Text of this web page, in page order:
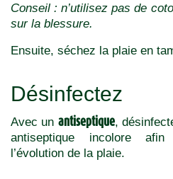
Conseil : n’utilisez pas de
sur la blessure.
Ensuite, séchez la plaie en
Désinfectez
Avec un antiseptique,
antiseptique incolore
l’évolution de la plaie.